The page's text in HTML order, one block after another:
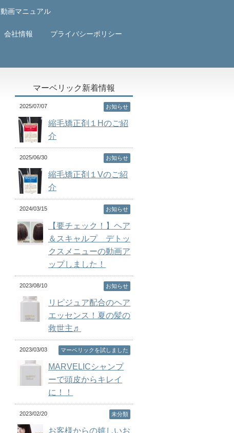
動画マニュアル
会社情報 プライバシーポリシー
マーベリック新着情報
2025/07/07 お知らせ
縮毛矯正剤１Hのご紹
介
2025/06/30 お知らせ
縮毛矯正剤１Vのご紹
介
2024/03/15 お知らせ
【要チェック！】ヘア
＆スキャルプ デトッ
クスメニューの動画ア
ップしました！
2023/08/10 お知らせ
リピジュア配合のヘア
エッセンス！夏の髪の
救世主♬
2023/03/03 マーベリックを試しました
MARVELICシャンプ
ーで頭皮からキレイ
に！！
2023/02/20 未分類
お客様からの嬉しいお